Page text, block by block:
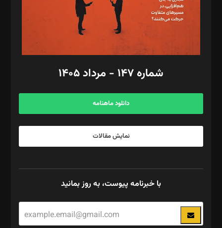
فیلمبرداری و عکاسی: امیر شفیعی، مانی لطفی زاده
گرافیک و صفحه‌آرایی: سید‌سبحان‌علی ثابت
مد‌یر توسعه تجاری: کامبیز برید‌
امور مالی: شاپور رهبری، محمد‌ کاظمی‌نیا
آگهی و مشترکین: ۰۹۱۹۹۹۹۰۴۵۴
شماره ۱۴۷ - مرداد ۱۴۰۵
دانلود ماهنامه
نمایش مقالات
با خبرنامه پیوست، به روز بمانید